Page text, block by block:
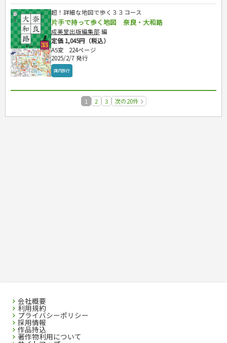
超！詳細な地図で歩く３３コース
片手で持って歩く地図 奈良・大和路
成美堂出版編集部 編
定価 1,045円（税込）
A5変
224ページ
2025/2/7 発行
国内旅行
1 2 3 次の20件
会社概要
利用規約
プライバシーポリシー
採用情報
作品持込
著作物利用について